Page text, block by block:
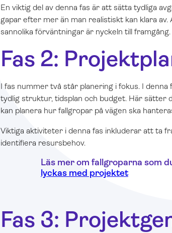
En viktig del av denna fas är att sätta tydliga
gapar efter mer än man realistiskt kan klara
sannolika förväntningar är nyckeln till framgång.
Fas 2:
I fas nummer två står planering i fokus. I
tydlig struktur, tidsplan och budget. Här sätter
kan planera hur fallgropar på vägen ska
Viktiga aktiviteter i denna fas inkluderar att ta
identifiera resursbehov.
Läs mer om fallgroparna som
lyckas med projektet
Fas 3: